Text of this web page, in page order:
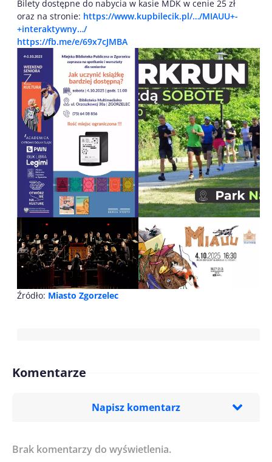
Bilety dostępne do nabycia w kasie MDK w cenie 25 zł
oraz na stronie: https://www.kupbilecik.pl/…/MIAUU+-
+interaktywny…/
https://fb.me/e/69x7cJMBA
Źródło: Miasto Zgorzelec
Komentarze
Napisz komentarz
Imię/ Nick*
Brak komentarzy do wyświetlenia.